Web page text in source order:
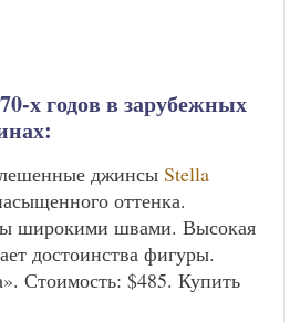
х годов в зарубежных
джинсы Stella
оттенка.
широкими швами. Высокая
достоинства фигуры.
Стоимость: $485. Купить